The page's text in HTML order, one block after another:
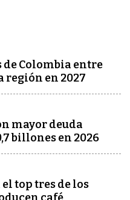
Colombia entre
región en 2027
mayor deuda
billones en 2026
top tres de los